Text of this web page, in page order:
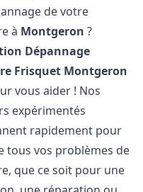
de votre
à Montgeron ?
Dépannage
Frisquet Montgeron
vous aider ! Nos
expérimentés
rapidement pour
tous vos problèmes de
que ce soit pour une